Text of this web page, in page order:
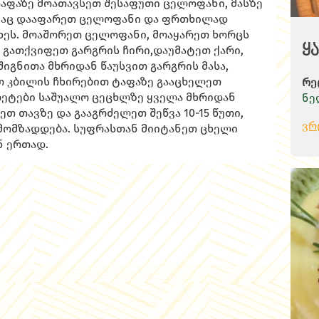
მოათავსეთ შესაფუთი ცელოფანი, მასზე
დააფარეთ ცელოფანი და ფრთხილად
მოაშორეთ ცელოფანი, მოაყარეთ ხორცს
გარგრის ჩირი,დაუმატეთ ქარი,
მხრიდან წაუსვით გარგრის მასა,
ჩხირებით ტაფაზე გააცხელეთ
საშუალო ცეცხლზე ყველა მხრიდან
თავზე და გააგრძელეთ შეწვა 10-15 წუთი,
სუფრასთან მიიტანეთ ცხელი
ერთად.
4-
ეს